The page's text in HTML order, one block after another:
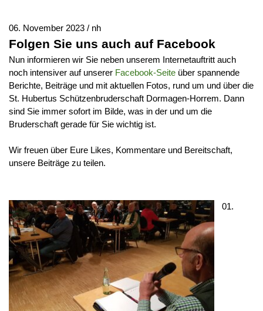
06. November 2023 / nh
Folgen Sie uns auch auf Facebook
Nun informieren wir Sie neben unserem Internetauftritt auch
noch intensiver auf unserer Facebook-Seite über spannende
Berichte, Beiträge und mit aktuellen Fotos, rund um und über die
St. Hubertus Schützenbruderschaft Dormagen-Horrem. Dann
sind Sie immer sofort im Bilde, was in der und um die
Bruderschaft gerade für Sie wichtig ist.
Wir freuen über Eure Likes, Kommentare und Bereitschaft,
unsere Beiträge zu teilen.
01.